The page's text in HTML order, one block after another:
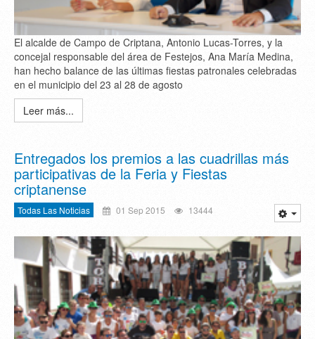
El alcalde de Campo de Criptana, Antonio Lucas-Torres, y la
concejal responsable del área de Festejos, Ana María Medina,
han hecho balance de las últimas fiestas patronales celebradas
en el municipio del 23 al 28 de agosto
Leer más...
Entregados los premios a las cuadrillas más
participativas de la Feria y Fiestas
criptanense
Todas Las Noticias 01 Sep 2015 13444